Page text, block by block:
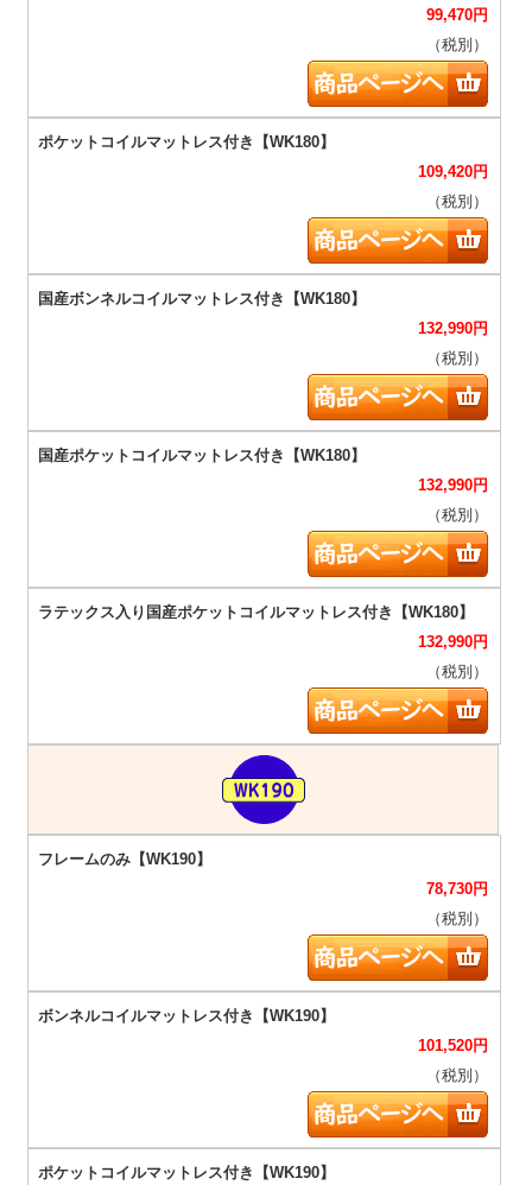
99,470円
（税別）
109,420円
（税別）
132,990円
（税別）
132,990円
（税別）
132,990円
（税別）
78,730円
（税別）
101,520円
（税別）